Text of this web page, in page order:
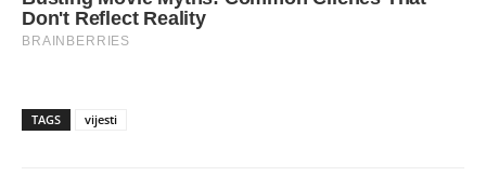
TAGS vijesti